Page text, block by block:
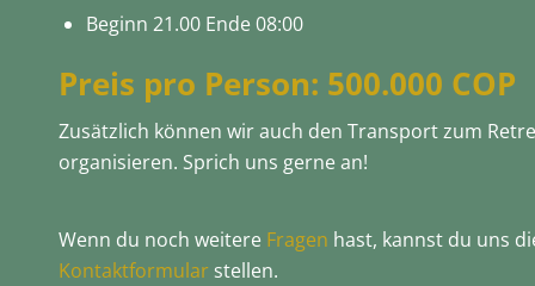
Beginn 21.00 Ende 08:00
Preis pro Person: 500.000 COP
Zusätzlich können wir auch den Transport zum
organisieren. Sprich uns gerne an!
Wenn du noch weitere Fragen hast, kannst du uns
Kontaktformular stellen.